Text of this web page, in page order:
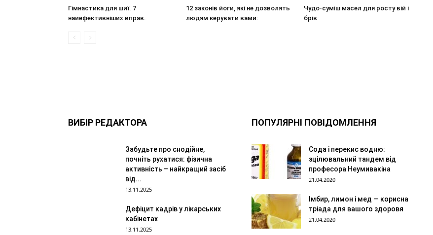
Гімнастика для шиї. 7
найефективніших вправ.
12 законів йоги, які не дозволять
людям керувати вами:
Чудо-суміш масел для росту вій і
брів
ВИБІР РЕДАКТОРА
Забудьте про снодійне,
почніть рухатися: фізична
активність – найкращий засіб
від...
13.11.2025
Дефіцит кадрів у лікарських
кабінетах
13.11.2025
ПОПУЛЯРНІ ПОВІДОМЛЕННЯ
Сода і перекис водню:
зцілювальний тандем від
професора Неумивакіна
21.04.2020
Імбир, лимон і мед — корисна
тріада для вашого здоровя
21.04.2020